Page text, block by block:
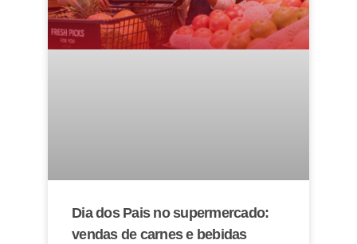
Dia dos Pais no supermercado:
vendas de carnes e bebidas